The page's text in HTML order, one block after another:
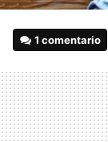
1 comentario